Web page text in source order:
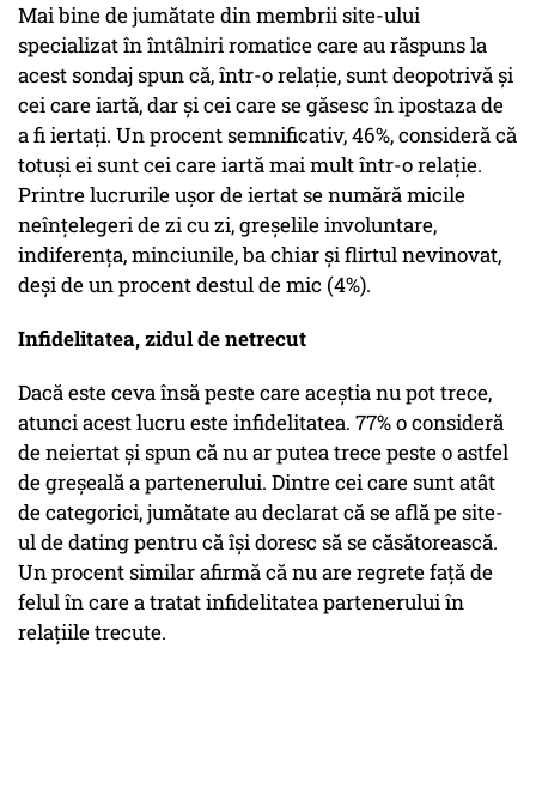
Mai bine de jumătate din membrii site-ului
specializat în întâlniri romatice care au răspuns la
acest sondaj spun că, într-o relație, sunt deopotrivă și
cei care iartă, dar și cei care se găsesc în ipostaza de
a fi iertați. Un procent semnificativ, 46%, consideră că
totuși ei sunt cei care iartă mai mult într-o relație.
Printre lucrurile ușor de iertat se numără micile
neînțelegeri de zi cu zi, greșelile involuntare,
indiferența, minciunile, ba chiar și flirtul nevinovat,
deși de un procent destul de mic (4%).
Infidelitatea, zidul de netrecut
Dacă este ceva însă peste care aceștia nu pot trece,
atunci acest lucru este infidelitatea. 77% o consideră
de neiertat și spun că nu ar putea trece peste o astfel
de greșeală a partenerului. Dintre cei care sunt atât
de categorici, jumătate au declarat că se află pe site-
ul de dating pentru că își doresc să se căsătorească.
Un procent similar afirmă că nu are regrete față de
felul în care a tratat infidelitatea partenerului în
relațiile trecute.